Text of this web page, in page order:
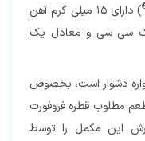
) دارای 15 میلی گرم آهن
یک سی سی و معادل یک
دشوار است، بخصوص
مطلوب قطره فروفورت
این مکمل را توسط